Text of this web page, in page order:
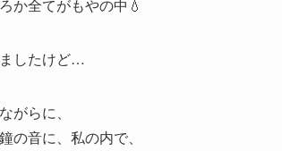
か全てがもやの中💧
したけど…
がらに、
の音に、私の内で、